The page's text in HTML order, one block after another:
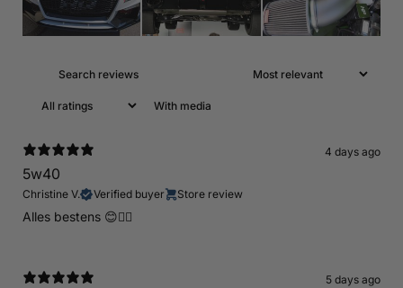
With media
4 days ago
5w40
Christine V. Verified buyer Store review
Alles bestens 😊👍🏻
5 days ago